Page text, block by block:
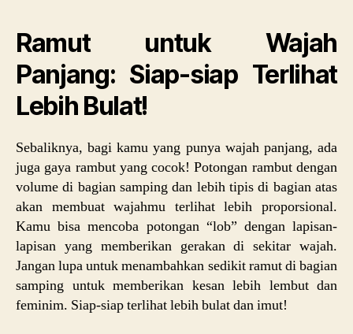
Ramut untuk Wajah
Panjang: Siap-siap Terlihat
Lebih Bulat!
Sebaliknya, bagi kamu yang punya wajah panjang, ada
juga gaya rambut yang cocok! Potongan rambut dengan
volume di bagian samping dan lebih tipis di bagian atas
akan membuat wajahmu terlihat lebih proporsional.
Kamu bisa mencoba potongan “lob” dengan lapisan-
lapisan yang memberikan gerakan di sekitar wajah.
Jangan lupa untuk menambahkan sedikit ramut di bagian
samping untuk memberikan kesan lebih lembut dan
feminim. Siap-siap terlihat lebih bulat dan imut!